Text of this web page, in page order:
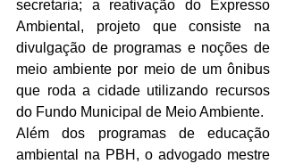
secretaria; a reativação do Expresso
Ambiental, projeto que consiste na
divulgação de programas e noções de
meio ambiente por meio de um ônibus
que roda a cidade utilizando recursos
do Fundo Municipal de Meio Ambiente.
Além dos programas de educação
ambiental na PBH, o advogado mestre